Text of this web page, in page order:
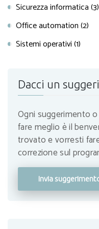
Sicurezza informatica (3)
Office automation (2)
Sistemi operativi (1)
Dacci un
Ogni suggerimento
fare meglio è il
trovato e vorresti
correzione sul
Invia